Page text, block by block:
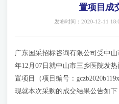
置项目成
发布时间：2020-12-11
广东国采招标咨询有限公司受中
年12月07日就中山市三乡医院发
置项目（项目编号：
现就本次采购的成交结果公告如下